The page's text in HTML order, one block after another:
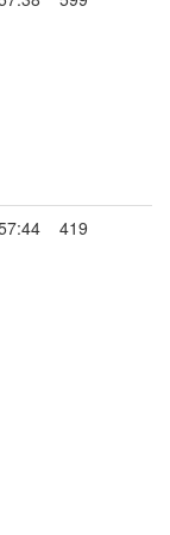
419